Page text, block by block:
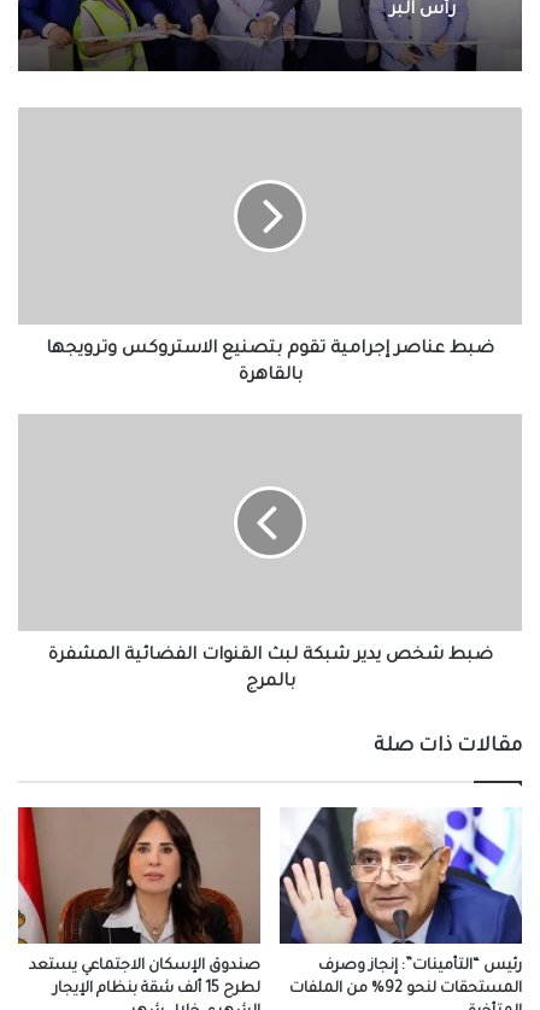
رأس البر
ضبط عناصر إجرامية تقوم بتصنيع الاستروكس وترويجها
بالقاهرة
بالمرج
ضبط شخص يدير شبكة لبث القنوات الفضائية المشفرة
بالمرج
مقالات ذات صلة
رئيس “التأمينات”: إنجاز وصرف
المستحقات لنحو 92% من الملفات
صندوق الإسكان الاجتماعي يستعد
لطرح 15 ألف شقة بنظام الإيجار